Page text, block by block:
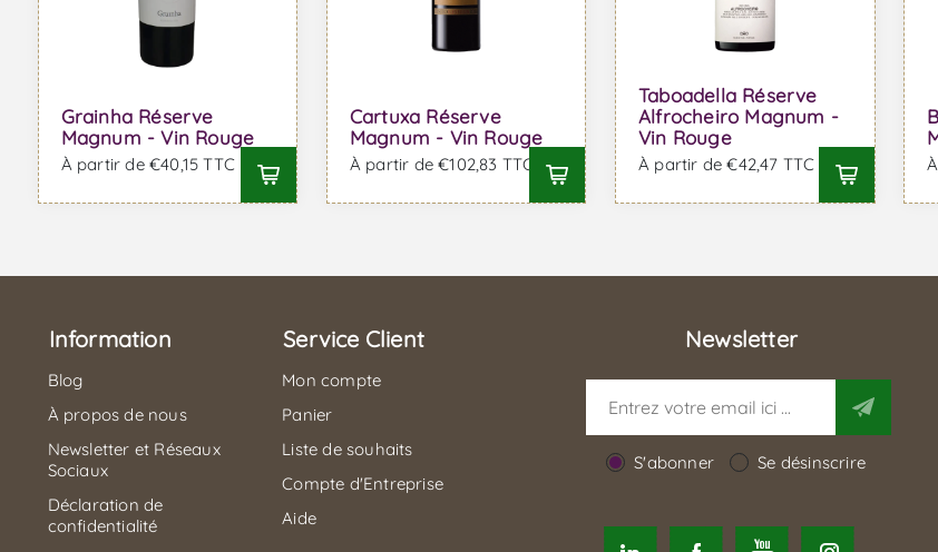
Grainha Réserve
Magnum - Vin Rouge
À partir de €40,15 TTC
Cartuxa Réserve
Magnum - Vin Rouge
À partir de €102,83 TTC
Taboadella Réserve
Alfrocheiro Magnum -
Vin Rouge
À partir de €42,47 TTC
Information
Blog
À propos de nous
Newsletter et Réseaux
Sociaux
Déclaration de
confidentialité
Service Client
Mon compte
Panier
Liste de souhaits
Compte d'Entreprise
Aide
Newsletter
S'abonner Se désinscrire